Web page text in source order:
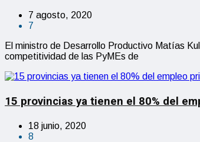
7 agosto, 2020
7
El ministro de Desarrollo Productivo Matías
competitividad de las PyMEs de
15 provincias ya tienen el 80% del
18 junio, 2020
8